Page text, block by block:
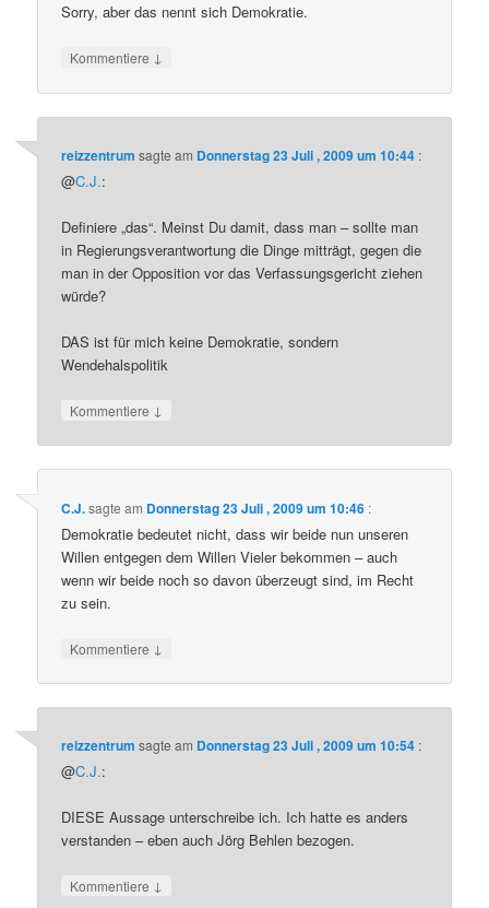
Sorry, aber das nennt sich Demokratie.
Kommentiere ↓
reizzentrum sagte am Donnerstag 23 Juli , 2009 um 10:44 :
@C.J.:
Definiere „das“. Meinst Du damit, dass man – sollte man
in Regierungsverantwortung die Dinge mitträgt, gegen die
man in der Opposition vor das Verfassungsgericht ziehen
würde?
DAS ist für mich keine Demokratie, sondern
Wendehalspolitik
Kommentiere ↓
C.J.sagte am Donnerstag 23 Juli , 2009 um 10:46 :
Demokratie bedeutet nicht, dass wir beide nun unseren
Willen entgegen dem Willen Vieler bekommen – auch
wenn wir beide noch so davon überzeugt sind, im Recht
zu sein.
Kommentiere ↓
reizzentrum sagte am Donnerstag 23 Juli , 2009 um 10:54 :
@C.J.:
DIESE Aussage unterschreibe ich. Ich hatte es anders
verstanden – eben auch Jörg Behlen bezogen.
Kommentiere ↓